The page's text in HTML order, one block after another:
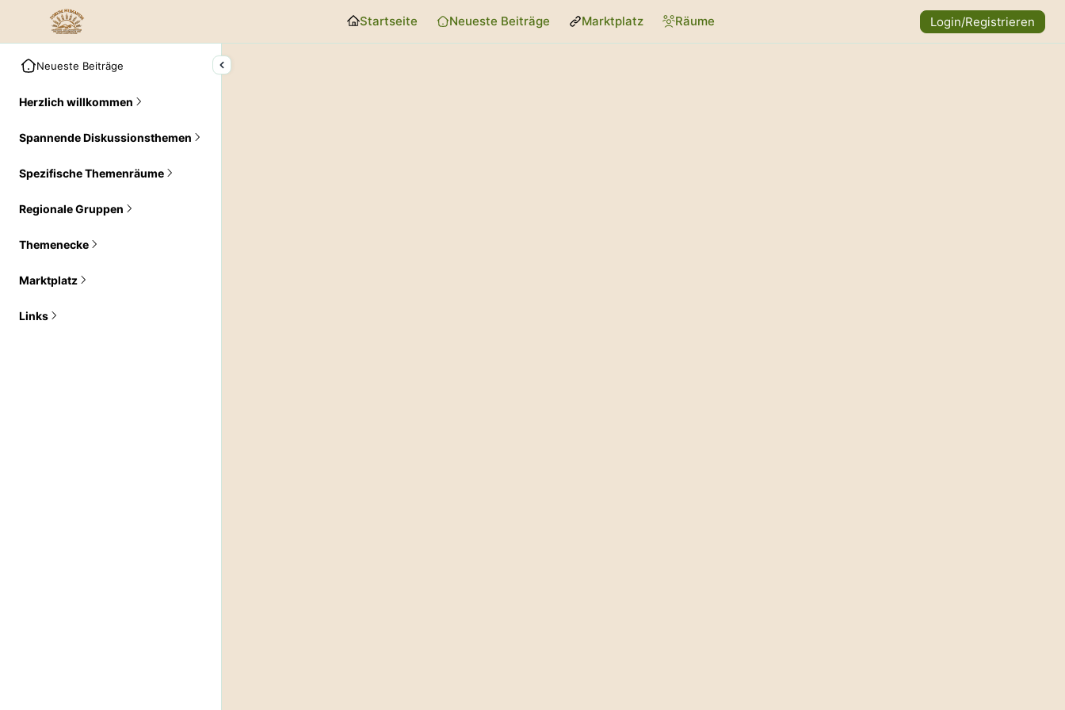
Startseite Neueste Beiträge Marktplatz Räume Login/Registrieren
Neueste Beiträge
Herzlich willkommen
Spannende Diskussionsthemen
Spezifische Themenräume
Regionale Gruppen
Themenecke
Marktplatz
Links